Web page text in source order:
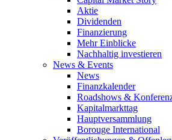
Aktie
Dividenden
Finanzierung
Mehr Einblicke
Nachhaltig investieren
News & Events
News
Finanzkalender
Roadshows &
Kapitalmarkttag
Hauptversammlung
Borouge International